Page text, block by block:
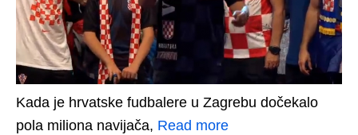
Kada je hrvatske fudbalere u Zagrebu dočekalo
pola miliona navijača, Read more